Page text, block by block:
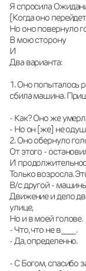
Я спросила
[Когда оно
Но оно повернуло
В мою сторону
И
Два варианта:
1. Оно попыталось
сбила машина.
- Как? Оно же
- Но он [же] не
2. Оно обернуло
От этого -
И
Только возросла.
В/с другой -
Движение и дело
улице,
Но и в моей голове.
- Что, что не в ____ .
- Да, определенно.
- С Богом, спасибо